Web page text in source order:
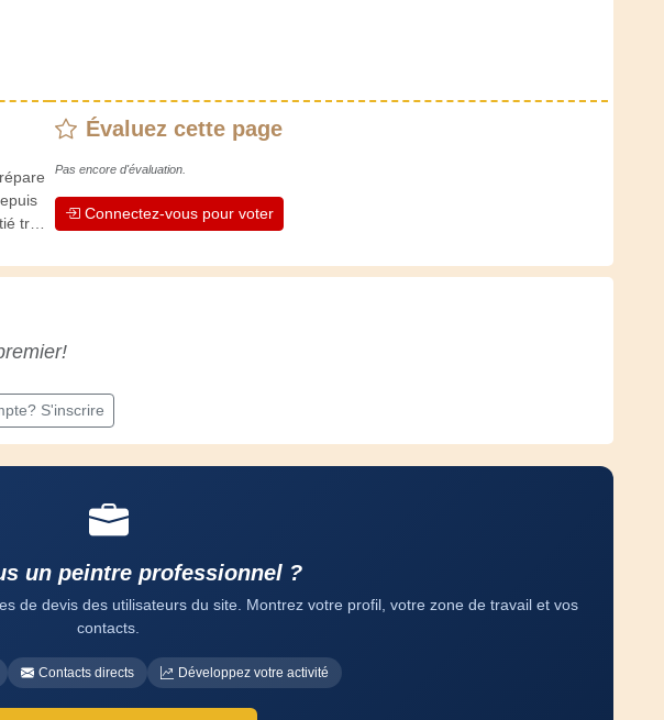
très
! Elle
Évaluez cette page
Pas encore d'évaluation.
Connectez-vous pour voter
S'inscrire
un peintre professionnel ?
de devis des utilisateurs du site. Montrez votre profil, votre zone de travail et vos
contacts.
Contacts directs Développez votre activité